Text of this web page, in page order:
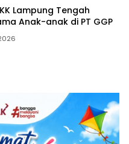
Lampung Tengah
Anak-anak di PT GGP